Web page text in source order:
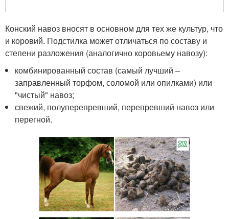
Конский навоз вносят в основном для тех же культур, что
и коровий. Подстилка может отличаться по составу и
степени разложения (аналогично коровьему навозу):
комбинированный состав (самый лучший –
заправленный торфом, соломой или опилками) или
"чистый" навоз;
свежий, полуперепревший, перепревший навоз или
перегной.